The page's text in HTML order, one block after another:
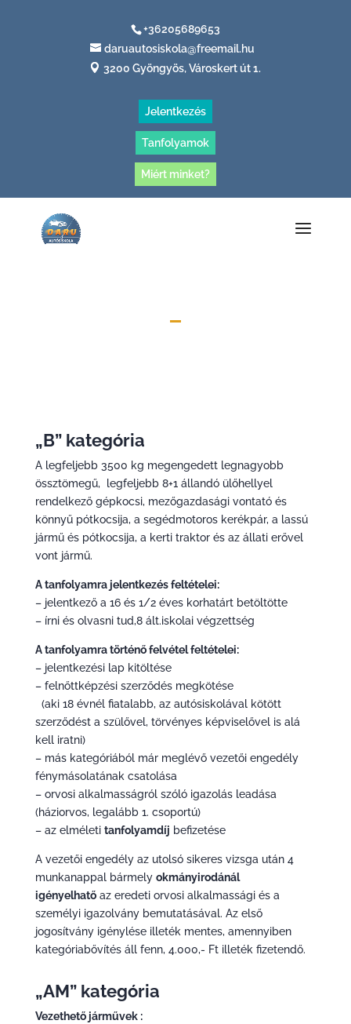
+36205689653
daruautosiskola@freemail.hu
3200 Gyöngyös, Városkert út 1.
Jelentkezés
Tanfolyamok
Miért minket?
„B” kategória
A legfeljebb 3500 kg megengedett legnagyobb
össztömegű, legfeljebb 8+1 állandó ülőhellyel
rendelkező gépkocsi, mezőgazdasági vontató és
könnyű pótkocsija, a segédmotoros kerékpár, a lassú
jármű és pótkocsija, a kerti traktor és az állati erővel
vont jármű.
A tanfolyamra jelentkezés feltételei:
– jelentkező a 16 és 1/2 éves korhatárt betöltötte
– írni és olvasni tud,8 ált.iskolai végzettség
A tanfolyamra történő felvétel feltételei:
– jelentkezési lap kitöltése
– felnőttképzési szerződés megkötése
(aki 18 évnél fiatalabb, az autósiskolával kötött
szerződést a szülővel, törvényes képviselővel is alá
kell iratni)
– más kategóriából már meglévő vezetői engedély
fénymásolatának csatolása
– orvosi alkalmasságról szóló igazolás leadása
(háziorvos, legalább 1. csoportú)
– az elméleti tanfolyamdíj befizetése
A vezetői engedély az utolsó sikeres vizsga után 4
munkanappal bármely okmányirodánál
igényelhatőaz eredeti orvosi alkalmassági és a
személyi igazolvány bemutatásával. Az első
jogosítvány igénylése illeték mentes, amennyiben
kategóriabővítés áll fenn, 4.000,- Ft illeték fizetendő.
„AM” kategória
Vezethető járművek :